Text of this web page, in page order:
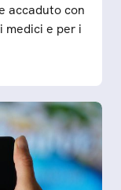
accaduto con
medici e per i